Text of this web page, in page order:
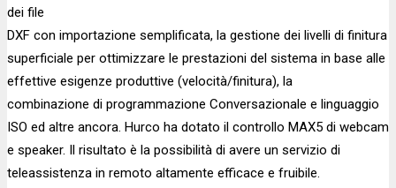
dei file
DXF con importazione semplificata, la gestione dei livelli di finitura
superficiale per ottimizzare le prestazioni del sistema in base alle
effettive esigenze produttive (velocità/finitura), la
combinazione di programmazione Conversazionale e linguaggio
ISO ed altre ancora. Hurco ha dotato il controllo MAX5 di webcam
e speaker. Il risultato è la possibilità di avere un servizio di
teleassistenza in remoto altamente efficace e fruibile.